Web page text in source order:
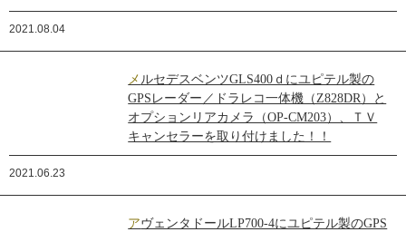
2021.08.04
メルセデスベンツGLS400ｄにユピテル製の
GPSレーダー／ドラレコ一体機（Z828DR）と
オプションリアカメラ（OP-CM203）、ＴＶ
キャンセラーを取り付けました！！
2021.06.23
アヴェンタドールLP700‐4にユピテル製のGPS